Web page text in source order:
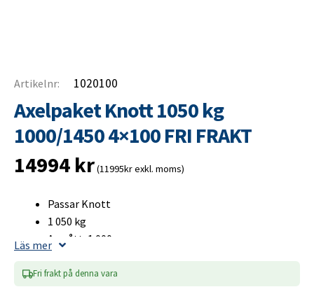
Artikelnr: 1020100
Axelpaket Knott 1050 kg
1000/1450 4×100 FRI FRAKT
14994 kr(11995kr exkl. moms)
Passar Knott
1 050 kg
A-mått: 1 000 mm
Bultcirkel 4×100
Läs mer
Fri frakt på denna vara